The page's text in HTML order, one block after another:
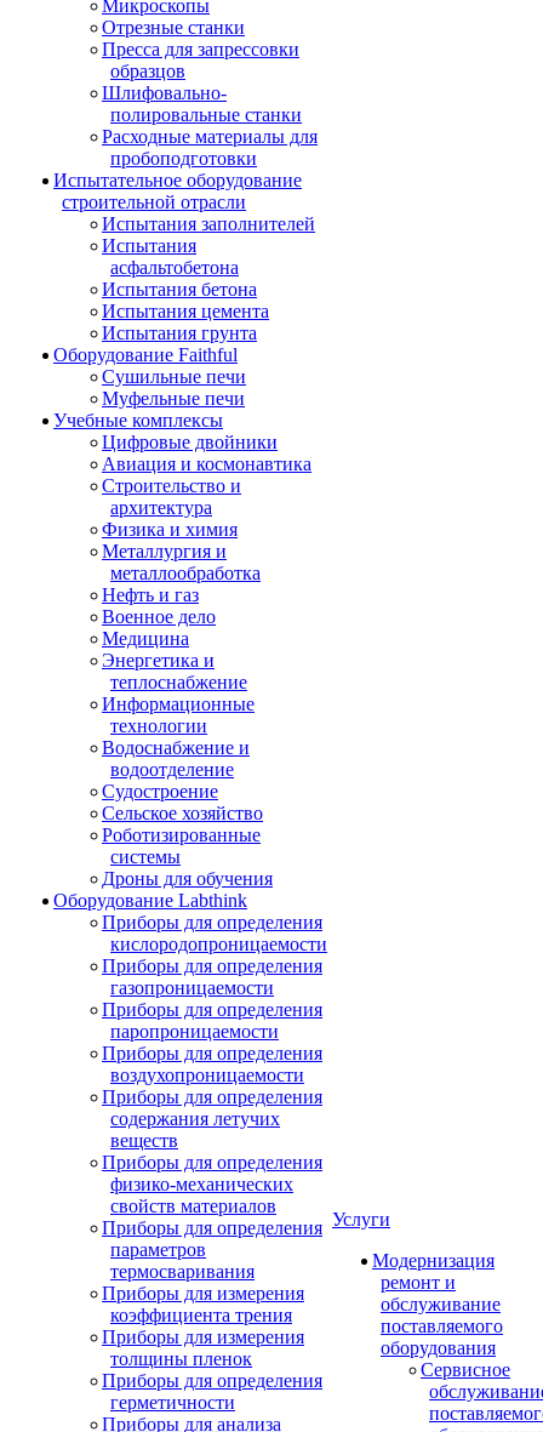
Микроскопы
Отрезные станки
Пресса для запрессовки
образцов
Шлифовально-
полировальные станки
Расходные материалы для
пробоподготовки
Испытательное оборудование
строительной отрасли
Испытания заполнителей
Испытания
асфальтобетона
Испытания бетона
Испытания цемента
Испытания грунта
Оборудование Faithful
Сушильные печи
Муфельные печи
Учебные комплексы
Цифровые двойники
Авиация и космонавтика
Строительство и
архитектура
Физика и химия
Металлургия и
металлообработка
Нефть и газ
Военное дело
Медицина
Энергетика и
теплоснабжение
Информационные
технологии
Водоснабжение и
водоотделение
Судостроение
Сельское хозяйство
Роботизированные
системы
Дроны для обучения
Оборудование Labthink
Приборы для определения
кислородопроницаемости
Приборы для определения
газопроницаемости
Приборы для определения
паропроницаемости
Приборы для определения
воздухопроницаемости
Приборы для определения
содержания летучих
веществ
Приборы для определения
физико-механических
свойств материалов
Приборы для определения
параметров
термосваривания
Приборы для измерения
коэффициента трения
Приборы для измерения
толщины пленок
Приборы для определения
герметичности
Приборы для анализа
Услуги
Модернизация
ремонт и
обслуживание
поставляемого
оборудования
Сервисное